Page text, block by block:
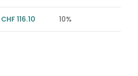
CHF 116.10 10%